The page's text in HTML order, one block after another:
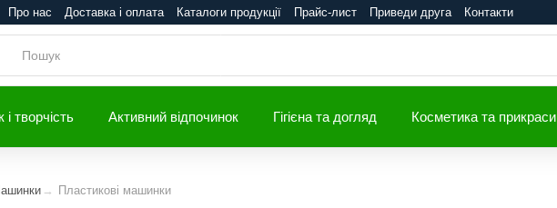
Про нас Доставка і оплата Каталоги продукції Прайс-лист Приведи друга Контакти
і творчість Активний відпочинок Гігієна та догляд Косметика та прикраси
Пластикові машинки